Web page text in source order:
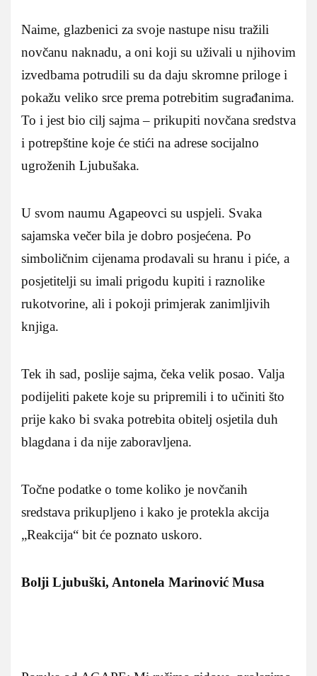
Naime, glazbenici za svoje nastupe nisu tražili
novčanu naknadu, a oni koji su uživali u njihovim
izvedbama potrudili su da daju skromne priloge i
pokažu veliko srce prema potrebitim sugrađanima.
To i jest bio cilj sajma – prikupiti novčana sredstva
i potrepštine koje će stići na adrese socijalno
ugroženih Ljubušaka.
U svom naumu Agapeovci su uspjeli. Svaka
sajamska večer bila je dobro posjećena. Po
simboličnim cijenama prodavali su hranu i piće, a
posjetitelji su imali prigodu kupiti i raznolike
rukotvorine, ali i pokoji primjerak zanimljivih
knjiga.
Tek ih sad, poslije sajma, čeka velik posao. Valja
podijeliti pakete koje su pripremili i to učiniti što
prije kako bi svaka potrebita obitelj osjetila duh
blagdana i da nije zaboravljena.
Točne podatke o tome koliko je novčanih
sredstava prikupljeno i kako je protekla akcija
„Reakcija“ bit će poznato uskoro.
Bolji Ljubuški, Antonela Marinović Musa